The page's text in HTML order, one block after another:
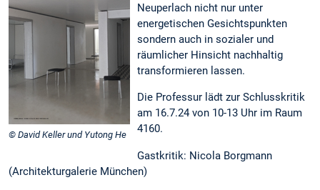
© David Keller und Yutong He
Neuperlach nicht nur unter
energetischen Gesichtspunkten
sondern auch in sozialer und
räumlicher Hinsicht nachhaltig
transformieren lassen.
Die Professur lädt zur Schlusskritik
am 16.7.24 von 10-13 Uhr im Raum
4160.
Gastkritik: Nicola Borgmann
(Architekturgalerie München)